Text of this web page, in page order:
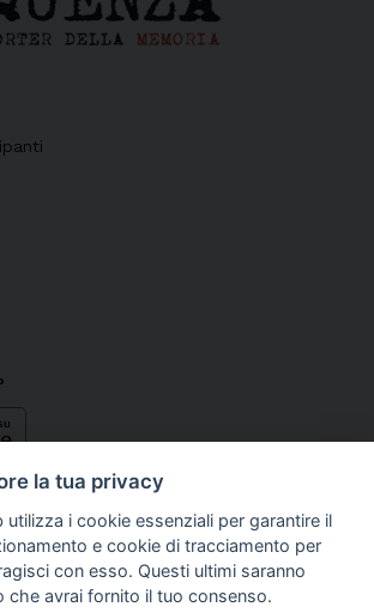
Fondazione Media Literacy E.T.S - C.F.
la tua privacy
i cookie essenziali per garantire il
e cookie di tracciamento per
con esso. Questi ultimi saranno
che avrai fornito il tuo consenso.